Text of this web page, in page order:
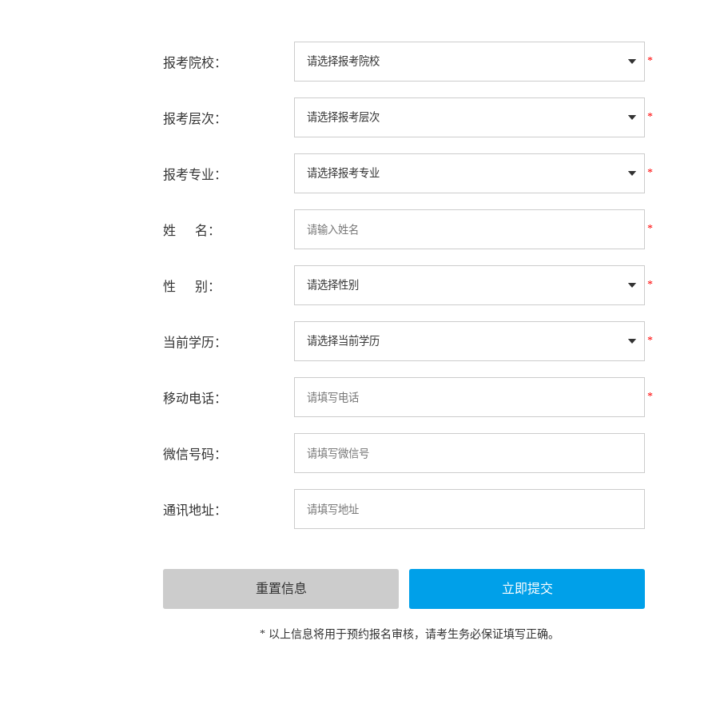
报考院校： *
报考层次： *
报考专业： *
姓 名： *
性 别： *
当前学历： *
移动电话： *
微信号码：
通讯地址：
* 以上信息将用于预约报名审核，请考生务必保证填写正确。